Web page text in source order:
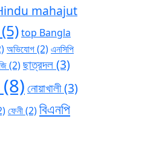
mahajut
(5)top Bangla
অভিযোগ(2) এনসিপি
(2) ছাত্রদল(3)
নোয়াখালী(3)
ফেনী(2) বিএনপি